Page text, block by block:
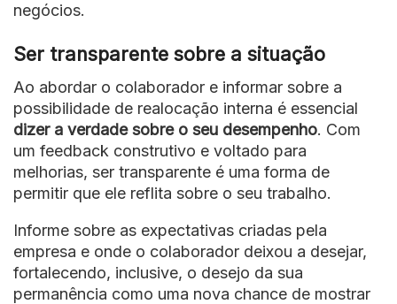
negócios.
Ser transparente sobre a situação
Ao abordar o colaborador e informar sobre a
possibilidade de realocação interna é essencial
dizer a verdade sobre o seu desempenho. Com
um feedback construtivo e voltado para
melhorias, ser transparente é uma forma de
permitir que ele reflita sobre o seu trabalho.
Informe sobre as expectativas criadas pela
empresa e onde o colaborador deixou a desejar,
fortalecendo, inclusive, o desejo da sua
permanência como uma nova chance de mostrar